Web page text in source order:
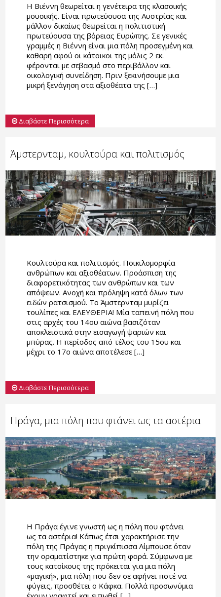
Η Βιέννη θεωρείται η γενέτειρα της κλασσικής
μουσικής. Είναι πρωτεύουσα της Αυστρίας και
μάλλον δικαίως θεωρείται η πολιτιστική
πρωτεύουσα της βόρειας Ευρώπης. Σε γενικές
γραμμές η Βιέννη είναι μια πόλη προσεγμένη και
καθαρή αφού οι κάτοικοι της μόλις 2 εκ.
φέρονται με σεβασμό στο περιβάλλον και
οικολογική συνείδηση. Πριν ξεκινήσουμε μια
μικρή ξενάγηση στα αξιοθέατα της […]
Διαβάστε Περισσότερα
Άμστερνταμ, κουλτούρα και πολιτισμός
Κουλτούρα και πολιτισμός. Ποικιλομορφία
ανθρώπων και αξιοθέατων. Προάσπιση της
διαφορετικότητας των ανθρώπων και των
απόψεων. Ανοχή και πρόληψη κατά όλων των
ειδών ρατσισμού. Το Άμστερνταμ μυρίζει
τουλίπες και ΕΛΕΥΘΕΡΙΑ! Μία ταπεινή πόλη που
στις αρχές του 14ου αιώνα βασιζόταν
αποκλειστικά στην εισαγωγή ψαριών και
μπύρας. Η περίοδος από τέλος του 15ου και
μέχρι το 17ο αιώνα αποτέλεσε […]
Διαβάστε Περισσότερα
Πράγα, μια πόλη που φτάνει ως τα αστέρια
Η Πράγα έγινε γνωστή ως η πόλη που φτάνει
ως τα αστέρια! Κάπως έτσι χαρακτήρισε την
πόλη της Πράγας η πριγκίπισσα Λίμπουσε όταν
την οραματίστηκε για πρώτη φορά. Σύμφωνα με
τους κατοίκους της πρόκειται για μια πόλη
«μαγική», μια πόλη που δεν σε αφήνει ποτέ να
φύγεις, προσθέτει ο Κάφκα. Πολλά προσωνύμια